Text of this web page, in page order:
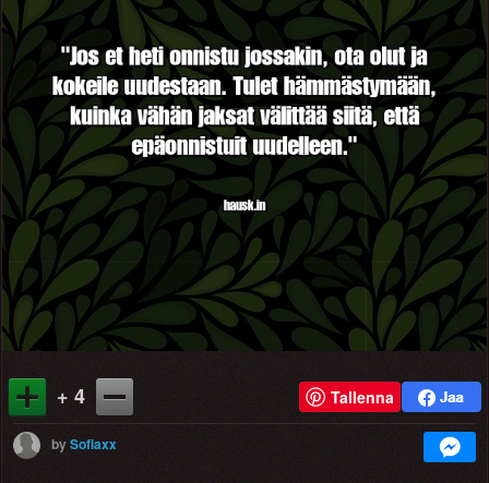
+ 4 Tallenna
bySofiaxx